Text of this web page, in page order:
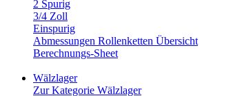
2 Spurig
3/4 Zoll
Einspurig
Abmessungen Rollenketten Übersicht
Berechnungs-Sheet
Wälzlager
Zur Kategorie Wälzlager